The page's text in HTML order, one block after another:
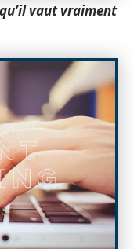
vaut vraiment